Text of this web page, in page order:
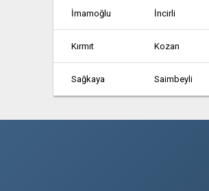
İmamoğlu İncirli
Kırmıt Kozan
Sağkaya Saimbeyli